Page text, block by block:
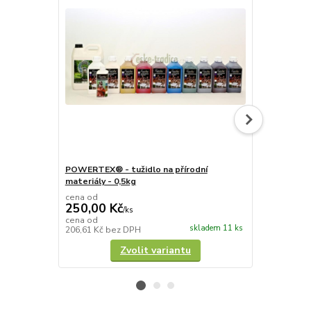
POWERTEX® - tužidlo na přírodní
materiály - 0,5kg
cena od
250,00 Kč/ks
cena od
206,61 Kč bez DPH skladem 11 ks
Zvolit variantu